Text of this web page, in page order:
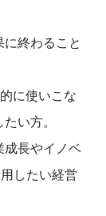
に終わること
に使いこな
い方。
成長やイノベ
したい経営